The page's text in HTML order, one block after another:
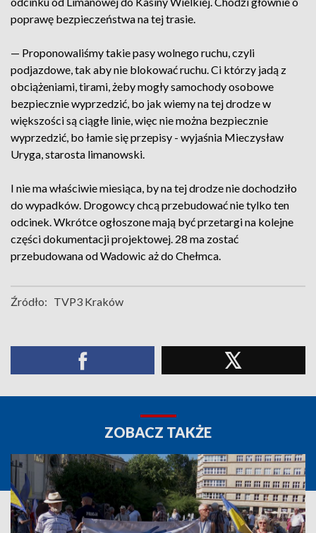
poprawę bezpieczeństwa na tej trasie.
— Proponowaliśmy takie pasy wolnego ruchu, czyli
podjazdowe, tak aby nie blokować ruchu. Ci którzy jadą z
obciążeniami, tirami, żeby mogły samochody osobowe
bezpiecznie wyprzedzić, bo jak wiemy na tej drodze w
większości są ciągłe linie, więc nie można bezpiecznie
wyprzedzić, bo łamie się przepisy - wyjaśnia Mieczysław
Uryga, starosta limanowski.
I nie ma właściwie miesiąca, by na tej drodze nie dochodziło
do wypadków. Drogowcy chcą przebudować nie tylko ten
odcinek. Wkrótce ogłoszone mają być przetargi na kolejne
części dokumentacji projektowej. 28 ma zostać
przebudowana od Wadowic aż do Chełmca.
Źródło: TVP3 Kraków
ZOBACZ TAKŻE